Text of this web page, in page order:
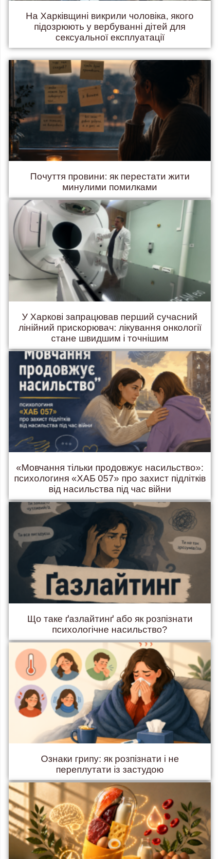
На Харківщині викрили чоловіка, якого
підозрюють у вербуванні дітей для
сексуальної експлуатації
Почуття провини: як перестати жити
минулими помилками
У Харкові запрацював перший сучасний
лінійний прискорювач: лікування онкології
стане швидшим і точнішим
«Мовчання тільки продовжує насильство»:
психологиня «ХАБ 057» про захист підлітків
від насильства під час війни
Що таке ґазлайтинґ або як розпізнати
психологічне насильство?
Ознаки грипу: як розпізнати і не
переплутати із застудою